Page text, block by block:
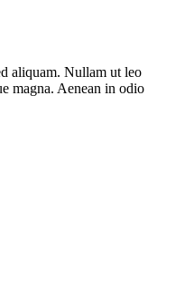
aliquam. Nullam ut leo
magna. Aenean in odio